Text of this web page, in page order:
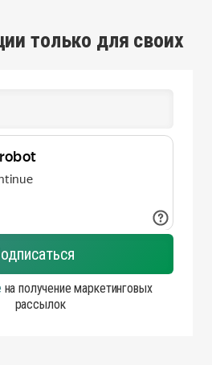
только для своих
на получение маркетинговых
рассылок